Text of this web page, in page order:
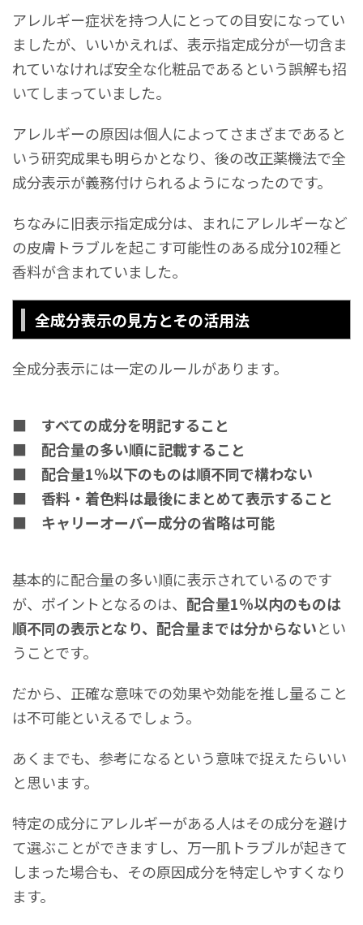
アレルギー症状を持つ人にとっての目安になってい
ましたが、いいかえれば、表示指定成分が一切含ま
れていなければ安全な化粧品であるという誤解も招
いてしまっていました。
アレルギーの原因は個人によってさまざまであると
いう研究成果も明らかとなり、後の改正薬機法で全
成分表示が義務付けられるようになったのです。
ちなみに旧表示指定成分は、まれにアレルギーなど
の皮膚トラブルを起こす可能性のある成分102種と
香料が含まれていました。
全成分表示の見方とその活用法
全成分表示には一定のルールがあります。
■ すべての成分を明記すること
■ 配合量の多い順に記載すること
■ 配合量1％以下のものは順不同で構わない
■ 香料・着色料は最後にまとめて表示すること
■ キャリーオーバー成分の省略は可能
基本的に配合量の多い順に表示されているのです
が、ポイントとなるのは、 配合量1％以内のものは
順不同の表示となり、配合量までは分からないとい
うことです。
だから、正確な意味での効果や効能を推し量ること
は不可能といえるでしょう。
あくまでも、参考になるという意味で捉えたらいい
と思います。
特定の成分にアレルギーがある人はその成分を避け
て選ぶことができますし、万一肌トラブルが起きて
しまった場合も、その原因成分を特定しやすくなり
ます。